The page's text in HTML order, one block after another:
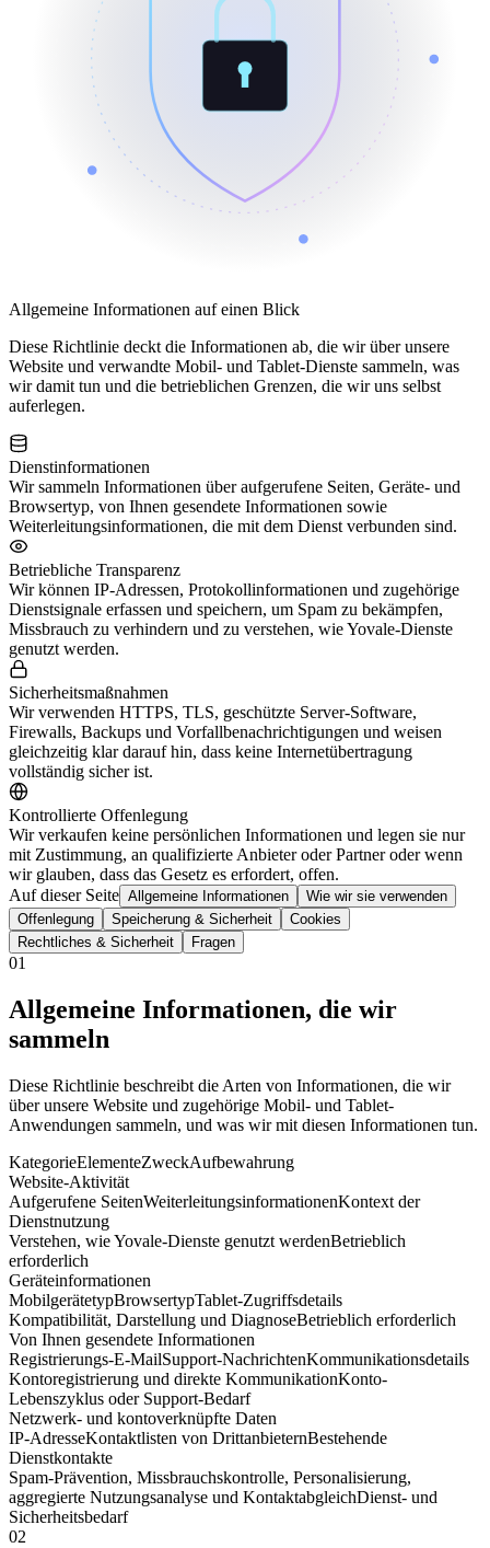
Allgemeine Informationen auf einen Blick
Diese Richtlinie deckt die Informationen ab, die wir über unsere
Website und verwandte Mobil- und Tablet-Dienste sammeln, was
wir damit tun und die betrieblichen Grenzen, die wir uns selbst
auferlegen.
Dienstinformationen
Wir sammeln Informationen über aufgerufene Seiten, Geräte- und
Browsertyp, von Ihnen gesendete Informationen sowie
Weiterleitungsinformationen, die mit dem Dienst verbunden sind.
Betriebliche Transparenz
Wir können IP-Adressen, Protokollinformationen und zugehörige
Dienstsignale erfassen und speichern, um Spam zu bekämpfen,
Missbrauch zu verhindern und zu verstehen, wie Yovale-Dienste
genutzt werden.
Sicherheitsmaßnahmen
Wir verwenden HTTPS, TLS, geschützte Server-Software,
Firewalls, Backups und Vorfallbenachrichtigungen und weisen
gleichzeitig klar darauf hin, dass keine Internetübertragung
vollständig sicher ist.
Kontrollierte Offenlegung
Wir verkaufen keine persönlichen Informationen und legen sie nur
mit Zustimmung, an qualifizierte Anbieter oder Partner oder wenn
wir glauben, dass das Gesetz es erfordert, offen.
Auf dieser Seite Allgemeine Informationen
Wie wir sie verwenden
Offenlegung
Speicherung & Sicherheit
Cookies
Rechtliches & Sicherheit
Fragen
01
Allgemeine Informationen, die wir
sammeln
Diese Richtlinie beschreibt die Arten von Informationen, die wir
über unsere Website und zugehörige Mobil- und Tablet-
Anwendungen sammeln, und was wir mit diesen Informationen tun.
KategorieElementeZweckAufbewahrung
Website-Aktivität
Aufgerufene SeitenWeiterleitungsinformationenKontext der
Dienstnutzung
Verstehen, wie Yovale-Dienste genutzt werdenBetrieblich
erforderlich
Geräteinformationen
MobilgerätetypBrowsertypTablet-Zugriffsdetails
Kompatibilität, Darstellung und DiagnoseBetrieblich erforderlich
Von Ihnen gesendete Informationen
Registrierungs-E-MailSupport-NachrichtenKommunikationsdetails
Kontoregistrierung und direkte KommunikationKonto-
Lebenszyklus oder Support-Bedarf
Netzwerk- und kontoverknüpfte Daten
IP-AdresseKontaktlisten von DrittanbieternBestehende
Dienstkontakte
Spam-Prävention, Missbrauchskontrolle, Personalisierung,
aggregierte Nutzungsanalyse und KontaktabgleichDienst- und
Sicherheitsbedarf
02